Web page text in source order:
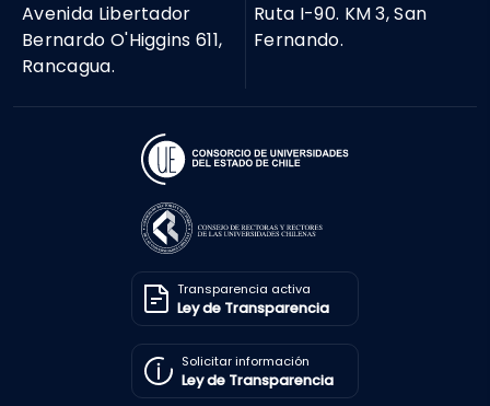
Avenida Libertador
Bernardo O'Higgins 611,
Rancagua.
Ruta I-90. KM 3, San
Fernando.
Transparencia activa
Ley de Transparencia
Solicitar información
Ley de Transparencia